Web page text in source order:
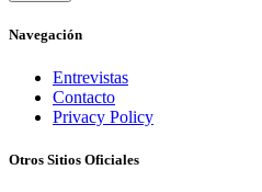
Navegación
Entrevistas
Contacto
Privacy Policy
Otros Sitios Oficiales